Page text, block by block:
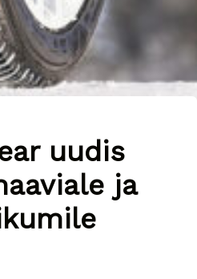
uudis
ja